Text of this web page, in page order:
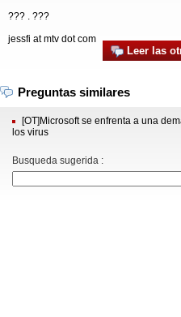
??? . ???
jessfi at mtv dot com
Leer las
Preguntas similares
[OT]Microsoft se enfrenta a una
los virus
Busqueda sugerida :